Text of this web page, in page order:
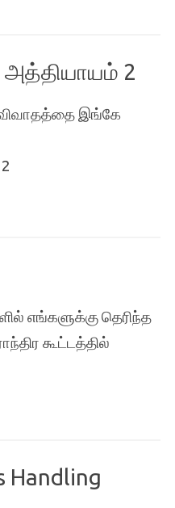
அத்தியாயம் 2
விவாதத்தை இங்கே
எங்களுக்கு தெரிந்த
கூட்டத்தில்
Handling